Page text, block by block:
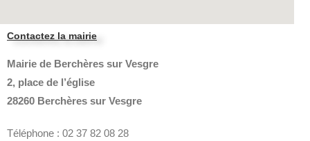
Contactez la mairie
Mairie de Berchères sur Vesgre
2, place de l’église
28260 Berchères sur Vesgre
Téléphone : 02 37 82 08 28